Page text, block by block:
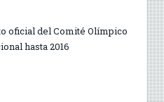
oficial del Comité Olímpico
hasta 2016